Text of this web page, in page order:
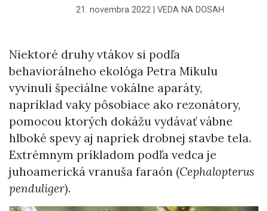
21. novembra 2022| VEDA NA DOSAH
Niektoré druhy vtákov si podľa
behaviorálneho ekológa Petra Mikulu
vyvinuli špeciálne vokálne aparáty,
napríklad vaky pôsobiace ako rezonátory,
pomocou ktorých dokážu vydávať vábne
hlboké spevy aj napriek drobnej stavbe tela.
Extrémnym príkladom podľa vedca je
juhoamerická vranuša faraón (Cephalopterus
penduliger).